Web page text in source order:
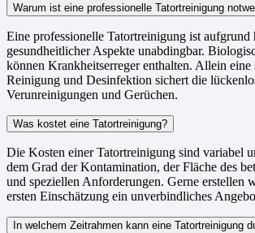
Warum ist eine professionelle Tatortreinigung
Eine professionelle Tatortreinigung ist aufgrund
gesundheitlicher Aspekte unabdingbar.
können Krankheitserreger enthalten. Allein eine
Reinigung und Desinfektion sichert die
Verunreinigungen und Gerüchen.
Was kostet eine Tatortreinigung?
Die Kosten einer Tatortreinigung sind variabel
dem Grad der Kontamination, der Fläche des
und speziellen Anforderungen. Gerne erstellen
ersten Einschätzung ein unverbindliches
In welchem Zeitrahmen kann eine Tatortreinigung